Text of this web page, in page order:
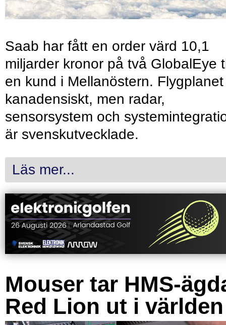
Saab har fått en order värd 10,1
miljarder kronor på två GlobalEye
en kund i Mellanöstern.
kanadensiskt, men radar,
sensorsystem och
är svenskutvecklade.
Läs mer...
Mouser tar HMS-
Red Lion ut i världen